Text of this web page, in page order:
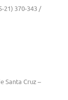
21) 370-343 /
Santa Cruz –